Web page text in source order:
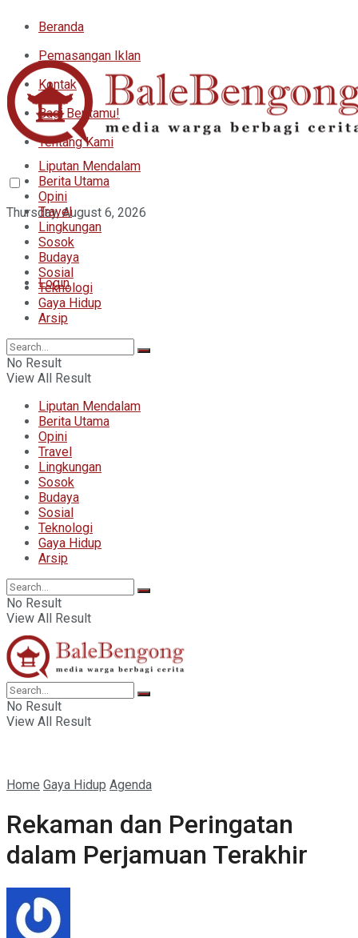
Beranda
Pemasangan Iklan
Kontak
Bagi Beritamu!
Tentang Kami
Thursday, August 6, 2026
Login
Liputan Mendalam
Berita Utama
Opini
Travel
Lingkungan
Sosok
Budaya
Sosial
Teknologi
Gaya Hidup
Arsip
No Result
View All Result
Liputan Mendalam
Berita Utama
Opini
Travel
Lingkungan
Sosok
Budaya
Sosial
Teknologi
Gaya Hidup
Arsip
No Result
View All Result
No Result
View All Result
Home Gaya Hidup Agenda
Rekaman dan Peringatan
dalam Perjamuan Terakhir